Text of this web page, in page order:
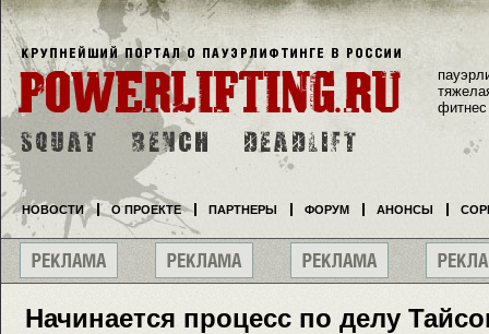
Начинается процесс по делу
фитнес
НОВОСТИ О ПРОЕКТЕ ПАРТНЕРЫ ФОРУМ АНОНСЫ